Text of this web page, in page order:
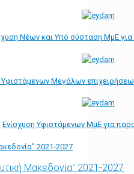
Νέων και Υπό σύσταση ΜμΕ
Υφιστάμενων Μεγάλων
Ενίσχυση Υφιστάμενων ΜμΕ για
2021-2027
Μακεδονία" 2021-2027